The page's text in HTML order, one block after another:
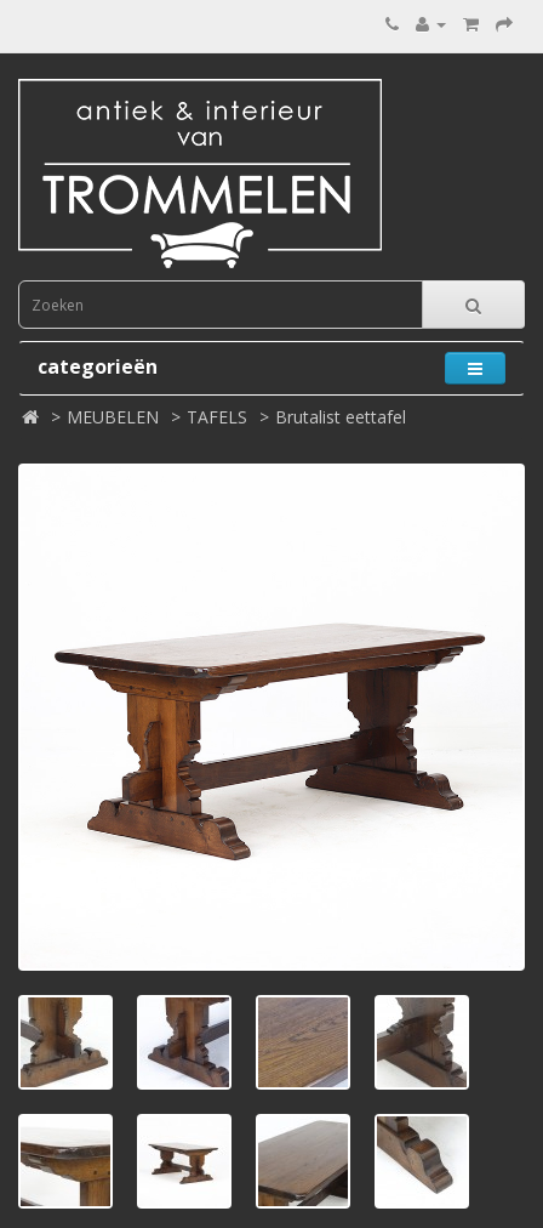
categorieën
MEUBELEN TAFELS Brutalist eettafel